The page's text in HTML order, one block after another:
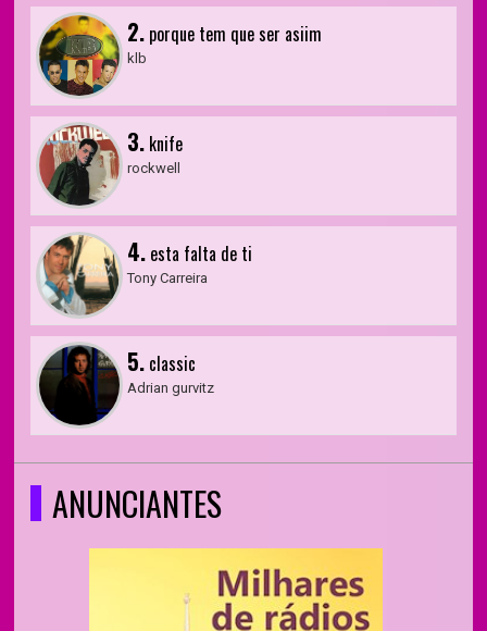
2. porque tem que ser asiim
klb
3. knife
rockwell
4. esta falta de ti
Tony Carreira
5. classic
Adrian gurvitz
ANUNCIANTES